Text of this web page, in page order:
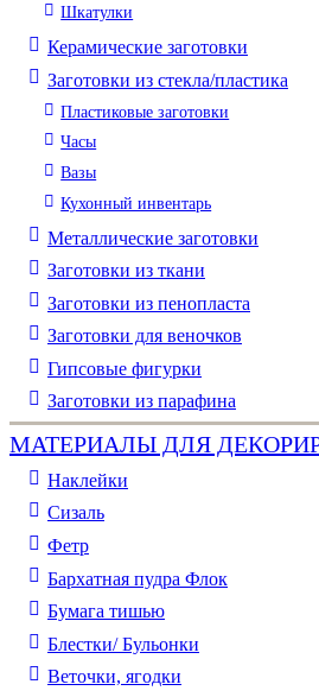
Шкатулки
Керамические заготовки
Заготовки из стекла/пластика
Пластиковые заготовки
Часы
Вазы
Кухонный инвентарь
Металлические заготовки
Заготовки из ткани
Заготовки из пенопласта
Заготовки для веночков
Гипсовые фигурки
Заготовки из парафина
МАТЕРИАЛЫ ДЛЯ
Наклейки
Сизаль
Фетр
Бархатная пудра Флок
Бумага тишью
Блестки/ Бульонки
Веточки, ягодки